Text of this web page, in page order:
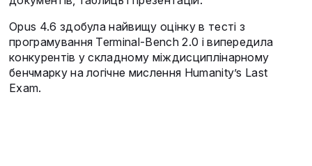
Opus 4.6 здобула найвищу оцінку в тесті з
програмування Terminal-Bench 2.0 і випередила
конкурентів у складному міждисциплінарному
бенчмарку на логічне мислення Humanity’s Last
Exam.